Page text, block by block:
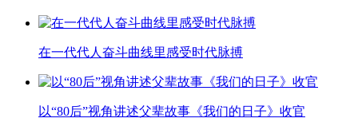
在一代代人奋斗曲线里感受时代脉搏
以“80后”视角讲述父辈故事《我们的日子》收官